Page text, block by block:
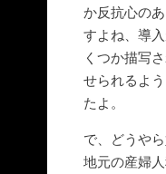
か反抗心の
すよね、導
くつか描写
せられるよ
たよ。
で、どうや
地元の産婦